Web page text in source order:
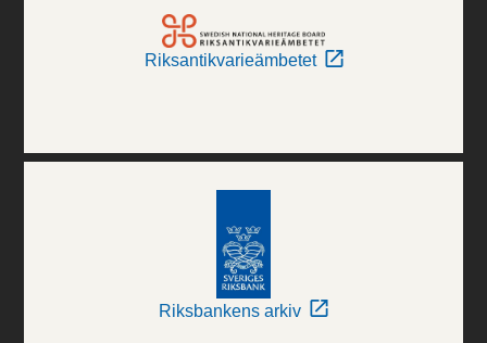
Riksantikvarieämbetet
Riksbankens arkiv